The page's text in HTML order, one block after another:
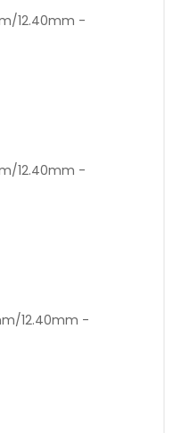
12.40mm -
12.40mm -
12.40mm -